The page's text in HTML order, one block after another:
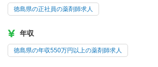
徳島県の正社員の薬剤師求人
年収
徳島県の年収550万円以上の薬剤師求人